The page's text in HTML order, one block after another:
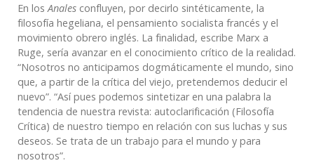
En los Anales confluyen, por decirlo sintéticamente, la
filosofía hegeliana, el pensamiento socialista francés y el
movimiento obrero inglés. La finalidad, escribe Marx a
Ruge, sería avanzar en el conocimiento crítico de la realidad.
“Nosotros no anticipamos dogmáticamente el mundo, sino
que, a partir de la crítica del viejo, pretendemos deducir el
nuevo”. “Así pues podemos sintetizar en una palabra la
tendencia de nuestra revista: autoclarificación (Filosofía
Crítica) de nuestro tiempo en relación con sus luchas y sus
deseos. Se trata de un trabajo para el mundo y para
nosotros”.